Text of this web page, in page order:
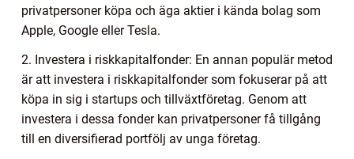
privatpersoner köpa och äga aktier i kända bolag som
Apple, Google eller Tesla.
2. Investera i riskkapitalfonder: En annan populär metod
är att investera i riskkapitalfonder som fokuserar på att
köpa in sig i startups och tillväxtföretag. Genom att
investera i dessa fonder kan privatpersoner få tillgång
till en diversifierad portfölj av unga företag.